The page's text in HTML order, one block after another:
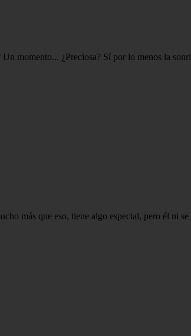
momento... ¿Preciosa? Sí por lo menos la
más que eso, tiene algo especial, pero él ni